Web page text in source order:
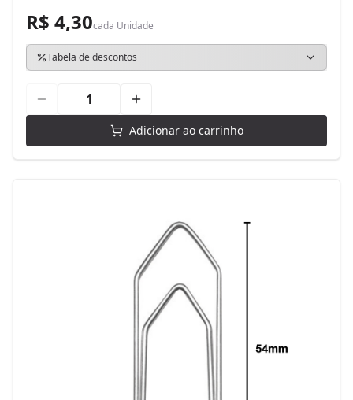
R$ 4,30cada Unidade
Tabela de descontos
Adicionar ao carrinho